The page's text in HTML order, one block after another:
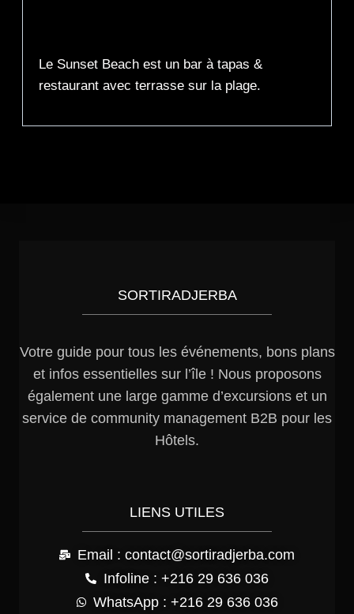
Le Sunset Beach est un bar à tapas &
restaurant avec terrasse sur la plage.
SORTIRADJERBA
Votre guide pour tous les événements, bons plans
et infos essentielles sur l’île ! Nous proposons
également une large gamme d’excursions et un
service de community management B2B pour les
Hôtels.
LIENS UTILES
Email : contact@sortiradjerba.com
Infoline : +216 29 636 036
WhatsApp : +216 29 636 036